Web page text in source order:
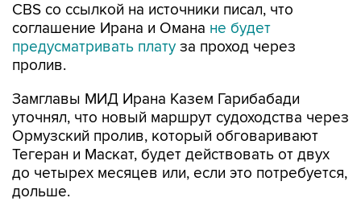
CBS со ссылкой на источники писал, что
соглашение Ирана и Омана не будет
предусматривать плату за проход через
пролив.
Замглавы МИД Ирана Казем Гарибабади
уточнял, что новый маршрут судоходства через
Ормузский пролив, который обговаривают
Тегеран и Маскат, будет действовать от двух
до четырех месяцев или, если это потребуется,
дольше.